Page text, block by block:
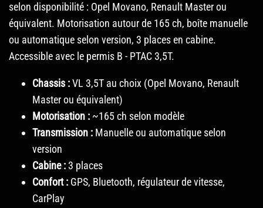
selon disponibilité : Opel Movano, Renault Master ou
équivalent. Motorisation autour de 165 ch, boîte manuelle
ou automatique selon version, 3 places en cabine.
Accessible avec le permis B - PTAC 3,5T.
Chassis :VL 3,5T au choix (Opel Movano, Renault
Master ou équivalent)
Motorisation : ~165 ch selon modèle
Transmission : Manuelle ou automatique selon
version
Cabine : 3 places
Confort : GPS, Bluetooth, régulateur de vitesse,
CarPlay